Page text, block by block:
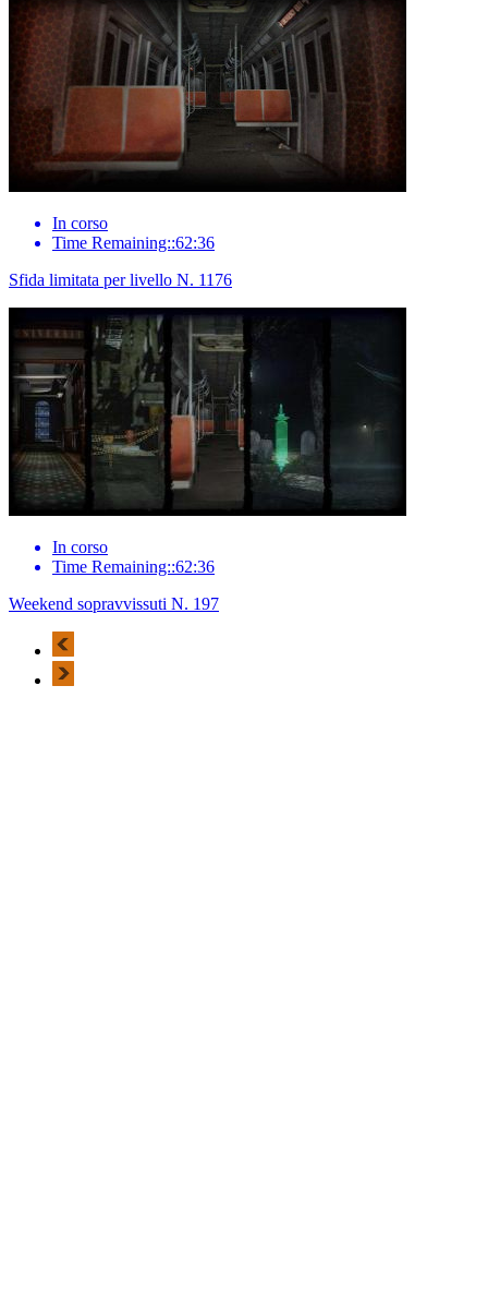
In corso
Time Remaining::62:36
Sfida limitata per livello N. 1176
In corso
Time Remaining::62:36
Weekend sopravvissuti N. 197